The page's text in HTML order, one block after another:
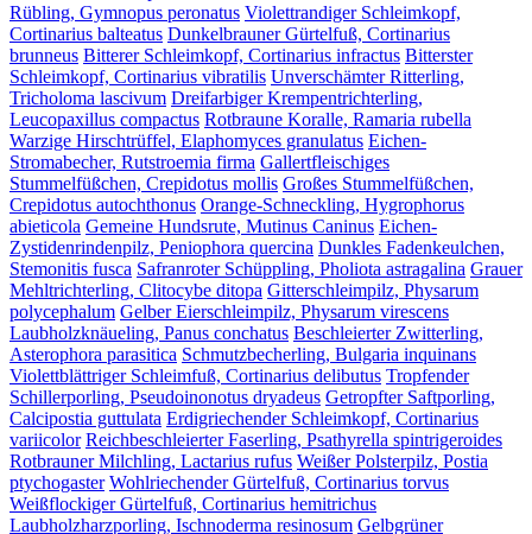
Rübling, Gymnopus peronatus Violettrandiger Schleimkopf,
Cortinarius balteatus Dunkelbrauner Gürtelfuß, Cortinarius
brunneus Bitterer Schleimkopf, Cortinarius infractus Bitterster
Schleimkopf, Cortinarius vibratilis Unverschämter Ritterling,
Tricholoma lascivum Dreifarbiger Krempentrichterling,
Leucopaxillus compactus Rotbraune Koralle, Ramaria rubella
Warzige Hirschtrüffel, Elaphomyces granulatus Eichen-
Stromabecher, Rutstroemia firma Gallertfleischiges
Stummelfüßchen, Crepidotus mollis Großes Stummelfüßchen,
Crepidotus autochthonus Orange-Schneckling, Hygrophorus
abieticola Gemeine Hundsrute, Mutinus Caninus Eichen-
Zystidenrindenpilz, Peniophora quercina Dunkles Fadenkeulchen,
Stemonitis fusca Safranroter Schüppling, Pholiota astragalina Grauer
Mehltrichterling, Clitocybe ditopa Gitterschleimpilz, Physarum
polycephalum Gelber Eierschleimpilz, Physarum virescens
Laubholzknäueling, Panus conchatus Beschleierter Zwitterling,
Asterophora parasitica Schmutzbecherling, Bulgaria inquinans
Violettblättriger Schleimfuß, Cortinarius delibutus Tropfender
Schillerporling, Pseudoinonotus dryadeus Getropfter Saftporling,
Calcipostia guttulata Erdigriechender Schleimkopf, Cortinarius
variicolor Reichbeschleierter Faserling, Psathyrella spintrigeroides
Rotbrauner Milchling, Lactarius rufus Weißer Polsterpilz, Postia
ptychogaster Wohlriechender Gürtelfuß, Cortinarius torvus
Weißflockiger Gürtelfuß, Cortinarius hemitrichus
Laubholzharzporling, Ischnoderma resinosum Gelbgrüner